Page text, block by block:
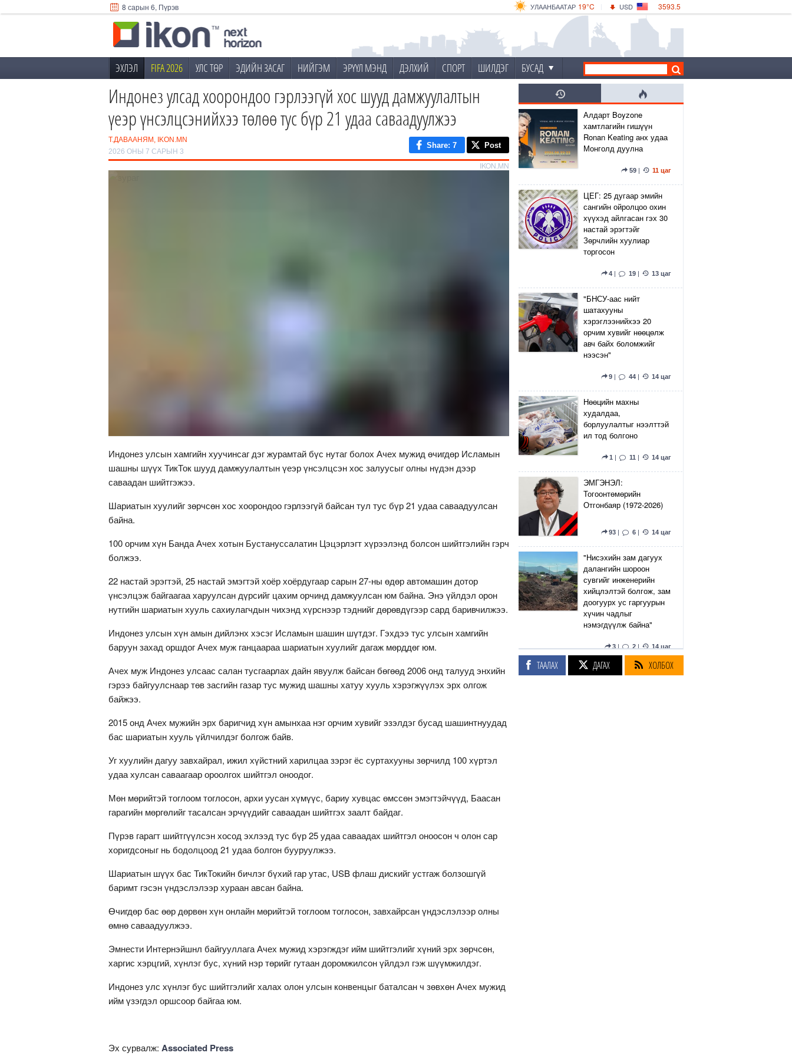
8 сарын 6, Пүрэв 19°C
УЛААНБААТАР
21°C
ДАРХАН
20°C
ЭРДЭНЭТ
USD 3593.5
4146.36
ЭХЛЭЛ FIFA 2026 УЛС ТӨР ЭДИЙН ЗАСАГ НИЙГЭМ ЭРҮҮЛ МЭНД ДЭЛХИЙ СПОРТ ШИЛДЭГ БУСАД
Индонез улсад хоорондоо гэрлээгүй хос шууд дамжуулалтын
үеэр үнсэлцсэнийхээ төлөө тус бүр 21 удаа саваадуулжээ
Т.ДАВААНЯМ, IKON.MN
2026 ОНЫ 7 САРЫН 3
Share: 7 Post
IKON.MN
Индонез улсын хамгийн хуучинсаг дэг журамтай бүс нутаг болох Ачех мужид өчигдөр Исламын
шашны шүүх ТикТок шууд дамжуулалтын үеэр үнсэлцсэн хос залуусыг олны нүдэн дээр
саваадан шийтгэжээ.
Шариатын хуулийг зөрчсөн хос хоорондоо гэрлээгүй байсан тул тус бүр 21 удаа саваадуулсан
байна.
100 орчим хүн Банда Ачех хотын Бустануссалатин Цэцэрлэгт хүрээлэнд болсон шийтгэлийн гэрч
болжээ.
22 настай эрэгтэй, 25 настай эмэгтэй хоёр хоёрдугаар сарын 27-ны өдөр автомашин дотор
үнсэлцэж байгаагаа харуулсан дүрсийг цахим орчинд дамжуулсан юм байна. Энэ үйлдэл орон
нутгийн шариатын хууль сахиулагчдын чихэнд хүрснээр тэднийг дөрөвдүгээр сард баривчилжээ.
Индонез улсын хүн амын дийлэнх хэсэг Исламын шашин шүтдэг. Гэхдээ тус улсын хамгийн
баруун захад оршдог Ачех муж ганцаараа шариатын хуулийг дагаж мөрддөг юм.
Ачех муж Индонез улсаас салан тусгаарлах дайн явуулж байсан бөгөөд 2006 онд талууд энхийн
гэрээ байгуулснаар төв засгийн газар тус мужид шашны хатуу хууль хэрэгжүүлэх эрх олгож
байжээ.
2015 онд Ачех мужийн эрх баригчид хүн амынхаа нэг орчим хувийг эзэлдэг бусад шашинтнуудад
бас шариатын хууль үйлчилдэг болгож байв.
Уг хуулийн дагуу завхайрал, ижил хүйстний харилцаа зэрэг ёс суртахууны зөрчилд 100 хүртэл
удаа хулсан саваагаар ороолгох шийтгэл оноодог.
Мөн мөрийтэй тоглоом тоглосон, архи уусан хүмүүс, бариу хувцас өмссөн эмэгтэйчүүд, Баасан
гарагийн мөргөлийг тасалсан эрчүүдийг саваадан шийтгэх заалт байдаг.
Пүрэв гарагт шийтгүүлсэн хосод эхлээд тус бүр 25 удаа саваадах шийтгэл оноосон ч олон сар
хоригдсоныг нь бодолцоод 21 удаа болгон бууруулжээ.
Шариатын шүүх бас ТикТокийн бичлэг бүхий гар утас, USB флаш дискийг устгаж болзошгүй
баримт гэсэн үндэслэлээр хураан авсан байна.
Өчигдөр бас өөр дөрвөн хүн онлайн мөрийтэй тоглоом тоглосон, завхайрсан үндэслэлээр олны
өмнө саваадуулжээ.
Эмнести Интернэйшнл байгууллага Ачех мужид хэрэгждэг ийм шийтгэлийг хүний эрх зөрчсөн,
харгис хэрцгий, хүнлэг бус, хүний нэр төрийг гутаан доромжилсон үйлдэл гэж шүүмжилдэг.
Индонез улс хүнлэг бус шийтгэлийг халах олон улсын конвенцыг баталсан ч зөвхөн Ачех мужид
ийм үзэгдэл оршсоор байгаа юм.
Эх сурвалж: Associated Press
Алдарт Boyzone
хамтлагийн гишүүн
Ronan Keating анх удаа
Монголд дуулна
59| 11 цаг
ЦЕГ: 25 дугаар эмийн
сангийн ойролцоо охин
хүүхэд айлгасан гэх 30
настай эрэгтэйг
Зөрчлийн хуулиар
торгосон
4 | 19 | 13 цаг
"БНСУ-аас нийт
шатахууны
хэрэглээнийхээ 20
орчим хувийг нөөцөлж
авч байх боломжийг
нээсэн"
9 | 44 | 14 цаг
Нөөцийн махны
худалдаа,
борлуулалтыг нээлттэй
ил тод болгоно
1 | 11 | 14 цаг
ЭМГЭНЭЛ:
Тогоонтөмөрийн
Отгонбаяр (1972-2026)
93 | 6 | 14 цаг
"Нисэхийн зам дагуух
далангийн шороон
сувгийг инженерийн
хийцлэлтэй болгож, зам
доогуурх ус гаргуурын
хүчин чадлыг
нэмэгдүүлж байна"
3 | 2 | 14 цаг
Чанаргүй, хуурамч
ТААЛАХ ДАГАХ ХОЛБОХ